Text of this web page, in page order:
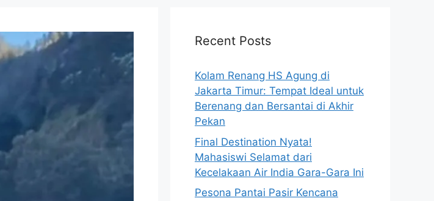
Recent Posts
Kolam Renang HS Agung di
Jakarta Timur: Tempat Ideal untuk
Berenang dan Bersantai di Akhir
Pekan
Final Destination Nyata!
Mahasiswi Selamat dari
Kecelakaan Air India Gara-Gara Ini
Pesona Pantai Pasir Kencana